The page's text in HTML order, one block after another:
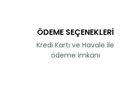
ÖDEME SEÇENEKLERİ
Kredi Kartı ve Havale ile
ödeme imkanı